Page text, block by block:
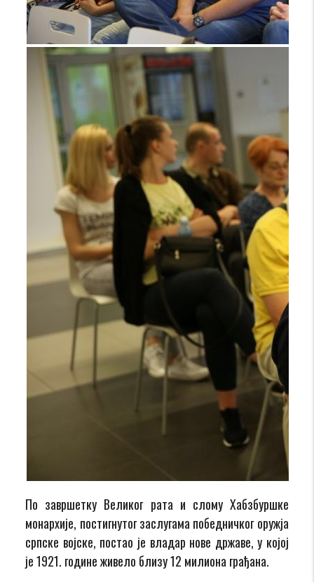
По завршетку Великог рата и слому Хабзбуршке
монархије, постигнутог заслугама победничког оружја
српске војске, постао је владар нове државе, у којој
је 1921. године живело близу 12 милиона грађана.